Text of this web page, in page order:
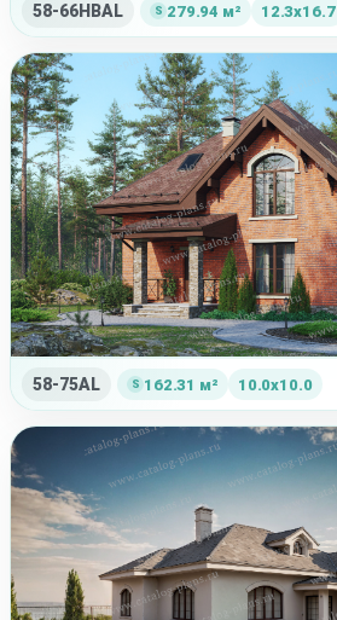
58-66HBAL 279.94 м² 12.3x16.7
58-75AL 162.31 м² 10.0x10.0